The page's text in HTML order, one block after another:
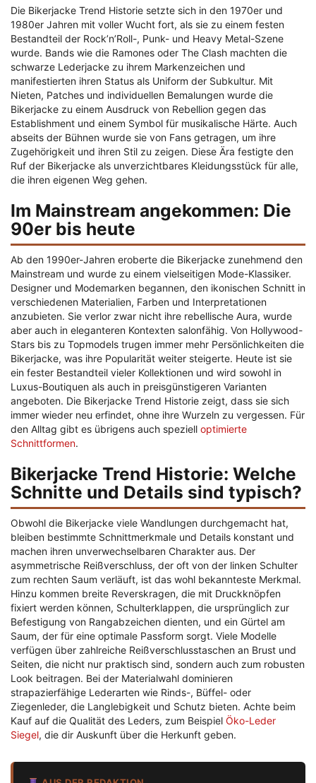
Die Bikerjacke Trend Historie setzte sich in den 1970er und
1980er Jahren mit voller Wucht fort, als sie zu einem festen
Bestandteil der Rock’n’Roll-, Punk- und Heavy Metal-Szene
wurde. Bands wie die Ramones oder The Clash machten die
schwarze Lederjacke zu ihrem Markenzeichen und
manifestierten ihren Status als Uniform der Subkultur. Mit
Nieten, Patches und individuellen Bemalungen wurde die
Bikerjacke zu einem Ausdruck von Rebellion gegen das
Establishment und einem Symbol für musikalische Härte. Auch
abseits der Bühnen wurde sie von Fans getragen, um ihre
Zugehörigkeit und ihren Stil zu zeigen. Diese Ära festigte den
Ruf der Bikerjacke als unverzichtbares Kleidungsstück für alle,
die ihren eigenen Weg gehen.
Im Mainstream angekommen: Die
90er bis heute
Ab den 1990er-Jahren eroberte die Bikerjacke zunehmend den
Mainstream und wurde zu einem vielseitigen Mode-Klassiker.
Designer und Modemarken begannen, den ikonischen Schnitt in
verschiedenen Materialien, Farben und Interpretationen
anzubieten. Sie verlor zwar nicht ihre rebellische Aura, wurde
aber auch in eleganteren Kontexten salonfähig. Von Hollywood-
Stars bis zu Topmodels trugen immer mehr Persönlichkeiten die
Bikerjacke, was ihre Popularität weiter steigerte. Heute ist sie
ein fester Bestandteil vieler Kollektionen und wird sowohl in
Luxus-Boutiquen als auch in preisgünstigeren Varianten
angeboten. Die Bikerjacke Trend Historie zeigt, dass sie sich
immer wieder neu erfindet, ohne ihre Wurzeln zu vergessen. Für
den Alltag gibt es übrigens auch speziell optimierte
Schnittformen.
Bikerjacke Trend Historie: Welche
Schnitte und Details sind typisch?
Obwohl die Bikerjacke viele Wandlungen durchgemacht hat,
bleiben bestimmte Schnittmerkmale und Details konstant und
machen ihren unverwechselbaren Charakter aus. Der
asymmetrische Reißverschluss, der oft von der linken Schulter
zum rechten Saum verläuft, ist das wohl bekannteste Merkmal.
Hinzu kommen breite Reverskragen, die mit Druckknöpfen
fixiert werden können, Schulterklappen, die ursprünglich zur
Befestigung von Rangabzeichen dienten, und ein Gürtel am
Saum, der für eine optimale Passform sorgt. Viele Modelle
verfügen über zahlreiche Reißverschlusstaschen an Brust und
Seiten, die nicht nur praktisch sind, sondern auch zum robusten
Look beitragen. Bei der Materialwahl dominieren
strapazierfähige Lederarten wie Rinds-, Büffel- oder
Ziegenleder, die Langlebigkeit und Schutz bieten. Achte beim
Kauf auf die Qualität des Leders, zum Beispiel Öko-Leder
Siegel, die dir Auskunft über die Herkunft geben.